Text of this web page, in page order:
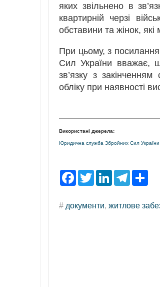
яких звільнено в
квартирній черзі
обставини та жінок, які
При цьому, з
Сил України вважає,
зв’язку з
обліку при наявності
Використані джерела:
Юридична служба Збройних Сил України
F
a
b
T
w
t
L
e
T
g
e
# документи, житлове